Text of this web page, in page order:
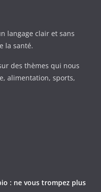
langage clair et sans
la santé.
des thèmes qui nous
alimentation, sports,
: ne vous trompez plus